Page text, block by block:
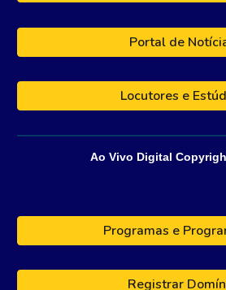
Portal de
Locutores e
Ao Vivo Digital
Programas e
Registrar